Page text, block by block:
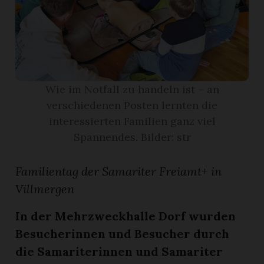
Familientag der Samariter Freiamt+ in
Villmergen
In der Mehrzweckhalle Dorf wurden
Besucherinnen und Besucher durch
die Samariterinnen und Samariter